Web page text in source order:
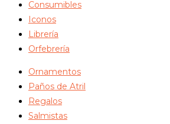
Consumibles
Iconos
Librería
Orfebrería
Ornamentos
Paños de Atril
Regalos
Salmistas